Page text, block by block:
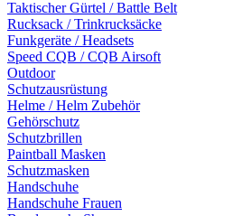
Taktischer Gürtel / Battle Belt
Rucksack / Trinkrucksäcke
Funkgeräte / Headsets
Speed CQB / CQB Airsoft
Outdoor
Schutzausrüstung
Helme / Helm Zubehör
Gehörschutz
Schutzbrillen
Paintball Masken
Schutzmasken
Handschuhe
Handschuhe Frauen